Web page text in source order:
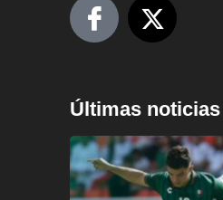
Últimas noticias